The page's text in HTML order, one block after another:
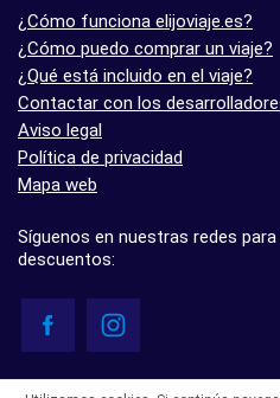
¿Cómo funciona elijoviaje.es?
¿Cómo puedo comprar un viaje?
¿Qué está incluido en el viaje?
Contactar con los
Aviso legal
Política de privacidad
Mapa web
Síguenos en nuestras redes
descuentos: